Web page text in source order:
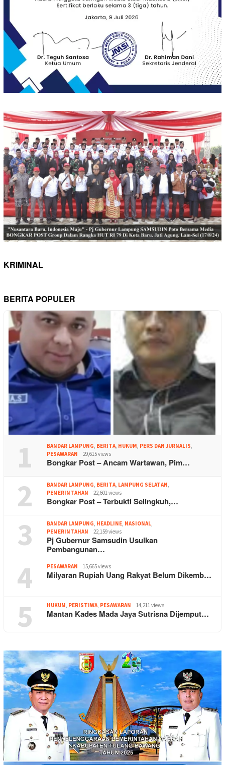
KRIMINAL
BERITA POPULER
1 BANDAR LAMPUNG, BERITA, HUKUM, PERS DAN JURNALIS,
PESAWARAN
29,615 views
Bongkar Post – Ancam Wartawan, Pim…
2 BANDAR LAMPUNG, BERITA, LAMPUNG SELATAN,
PEMERINTAHAN
22,601 views
Bongkar Post – Terbukti Selingkuh,…
3 BANDAR LAMPUNG, HEADLINE, NASIONAL,
PEMERINTAHAN
22,159 views
Pj Gubernur Samsudin Usulkan
Pembangunan…
4 PESAWARAN 15,665 views
Milyaran Rupiah Uang Rakyat Belum Dikemb…
5 HUKUM, PERISTIWA, PESAWARAN 14,211 views
Mantan Kades Mada Jaya Sutrisna Dijemput…